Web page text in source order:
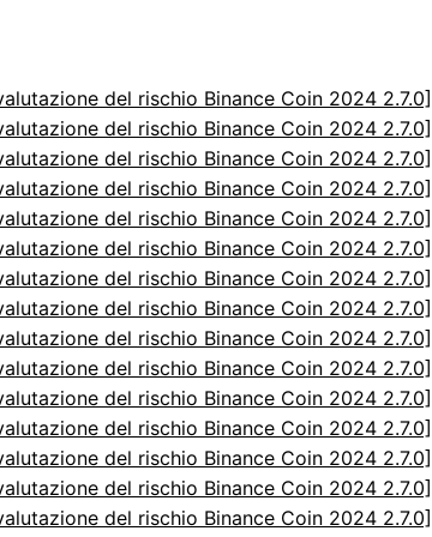
del rischio Binance Coin 2024 2.7.0]
del rischio Binance Coin 2024 2.7.0]
del rischio Binance Coin 2024 2.7.0]
del rischio Binance Coin 2024 2.7.0]
del rischio Binance Coin 2024 2.7.0]
del rischio Binance Coin 2024 2.7.0]
del rischio Binance Coin 2024 2.7.0]
del rischio Binance Coin 2024 2.7.0]
del rischio Binance Coin 2024 2.7.0]
del rischio Binance Coin 2024 2.7.0]
del rischio Binance Coin 2024 2.7.0]
del rischio Binance Coin 2024 2.7.0]
del rischio Binance Coin 2024 2.7.0]
del rischio Binance Coin 2024 2.7.0]
del rischio Binance Coin 2024 2.7.0]